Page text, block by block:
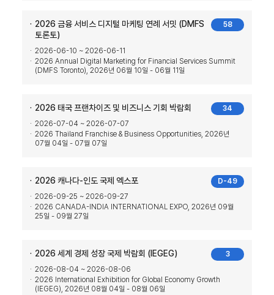
58
2026 금융 서비스 디지털 마케팅 연례 서밋 (DMFS
토론토)
2026-06-10 ~ 2026-06-11
2026 Annual Digital Marketing for Financial Services Summit
(DMFS Toronto), 2026년 06월 10일 - 06월 11일
34
2026 태국 프랜차이즈 및 비즈니스 기회 박람회
2026-07-04 ~ 2026-07-07
2026 Thailand Franchise & Business Opportunities, 2026년
07월 04일 - 07월 07일
D-49
2026 캐나다-인도 국제 엑스포
2026-09-25 ~ 2026-09-27
2026 CANADA-INDIA INTERNATIONAL EXPO, 2026년 09월
25일 - 09월 27일
3
2026 세계 경제 성장 국제 박람회 (IEGEG)
2026-08-04 ~ 2026-08-06
2026 International Exhibition for Global Economy Growth
(IEGEG), 2026년 08월 04일 - 08월 06일